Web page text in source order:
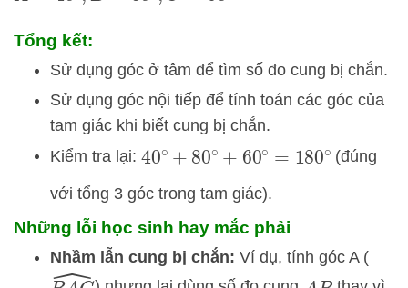
Tổng kết:
Sử dụng góc ở tâm để tìm số đo cung bị chắn.
Sử dụng góc nội tiếp để tính toán các góc của
tam giác khi biết cung bị chắn.
Kiểm tra lại: 40∘+ 80∘ +60∘ =180∘ (đúng
với tổng 3 góc trong tam giác).
Những lỗi học sinh hay mắc phải
Nhầm lẫn cung bị chắn: Ví dụ, tính góc A (